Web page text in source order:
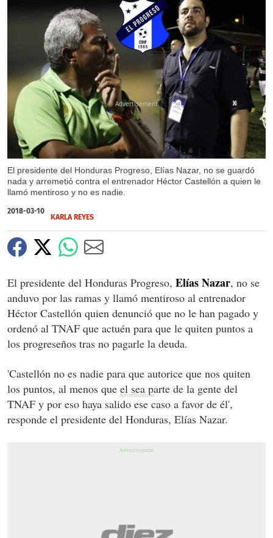
El presidente del Honduras Progreso, Elías Nazar, no se guardó
nada y arremetió contra el entrenador Héctor Castellón a quien le
llamó mentiroso y no es nadie.
X
X
2018-03-10
KARLA REYES
El presidente del Honduras Progreso, Elías Nazar, no se
anduvo por las ramas y llamó mentiroso al entrenador
Héctor Castellón quien denunció que no le han pagado y
ordenó al TNAF que actuén para que le quiten puntos a
los progreseños tras no pagarle la deuda.
'Castellón no es nadie para que autorice que nos quiten
los puntos, al menos que el sea parte de la gente del
TNAF y por eso haya salido ese caso a favor de él',
responde el presidente del Honduras, Elías Nazar.